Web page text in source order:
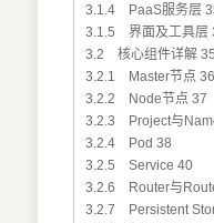
3.1.4 PaaS服务层
3.1.5 界面及工具层
3.2 核心组件详解 35
3.2.1 Master节点 36
3.2.2 Node节点 37
3.2.3 Project与
3.2.4 Pod 38
3.2.5 Service 40
3.2.6 Router与
3.2.7 Persistent